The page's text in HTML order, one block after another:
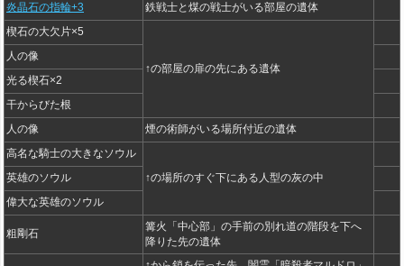
炎晶石の指輪+3
鉄戦士と煤の戦士がいる部屋の遺体
楔石の大欠片×5
↑の部屋の扉の先にある遺体
人の像
光る楔石×2
干からびた根
人の像
煙の術師がいる場所付近の遺体
高名な騎士の大きなソウル
↑の場所のすぐ下にある人型の灰の中
英雄のソウル
偉大な英雄のソウル
粗剛石
篝火「中心部」の手前の別れ道の階段を下へ
降りた先の遺体